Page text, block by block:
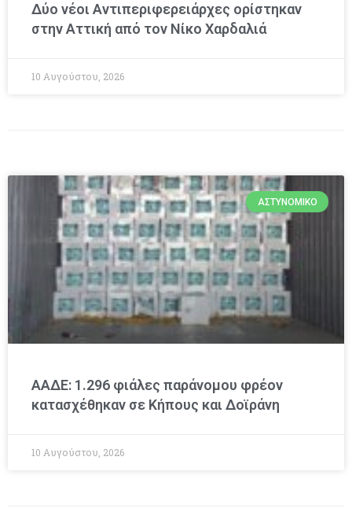
Δύο νέοι Αντιπεριφερειάρχες ορίστηκαν
στην Αττική από τον Νίκο Χαρδαλιά
10 Αυγούστου, 2026
ΑΣΤΥΝΟΜΙΚΌ
ΑΑΔΕ: 1.296 φιάλες παράνομου φρέον
κατασχέθηκαν σε Κήπους και Δοϊράνη
10 Αυγούστου, 2026